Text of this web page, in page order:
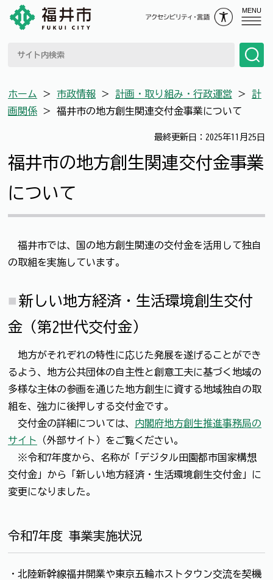
MENU
ホーム ＞ 市政情報 ＞ 計画・取り組み・行政運営 ＞ 計
画関係 ＞ 福井市の地方創生関連交付金事業について
最終更新日：2025年11月25日
福井市の地方創生関連交付金事業
について
福井市では、国の地方創生関連の交付金を活用して独自
の取組を実施しています。
新しい地方経済・生活環境創生交付
金（第2世代交付金）
地方がそれぞれの特性に応じた発展を遂げることができ
るよう、地方公共団体の自主性と創意工夫に基づく地域の
多様な主体の参画を通じた地方創生に資する地域独自の取
組を、強力に後押しする交付金です。
交付金の詳細については、 内閣府地方創生推進事務局の
サイト
（外部サイト）をご覧ください。
※令和7年度から、名称が「デジタル田園都市国家構想
交付金」から「新しい地方経済・生活環境創生交付金」に
変更になりました。
令和7年度 事業実施状況
・北陸新幹線福井開業や東京五輪ホストタウン交流を契機